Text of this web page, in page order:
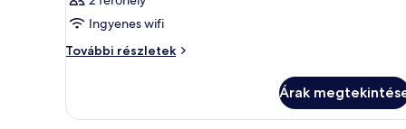
Ingyenes wifi
További részletek
Szoba
Árak